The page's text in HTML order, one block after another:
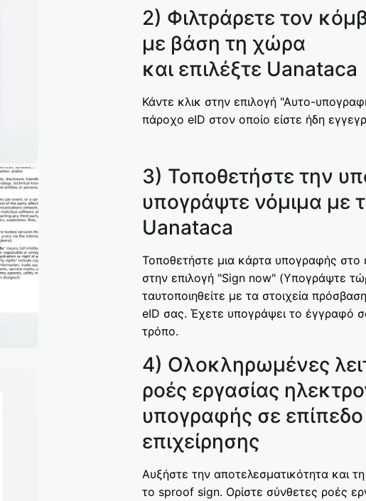
2) Φιλτράρετε τον
με βάση τη χώρα
και επιλέξτε Uanataca
Κάντε κλικ στην επιλογή "Αυτο-
πάροχο eID στον οποίο είστε ήδη
3) Τοποθετήστε την
υπογράψτε νόμιμα με
Uanataca
Τοποθετήστε μια κάρτα υπογραφής στο
στην επιλογή "Sign now" (Υπογράψτε
ταυτοποιηθείτε με τα στοιχεία
eID σας. Έχετε υπογράψει το έγγραφό
τρόπο.
4) Ολοκληρωμένες
ροές εργασίας
υπογραφής σε επίπεδο
επιχείρησης
Αυξήστε την αποτελεσματικότητα και
το sproof sign. Ορίστε σύνθετες ροές